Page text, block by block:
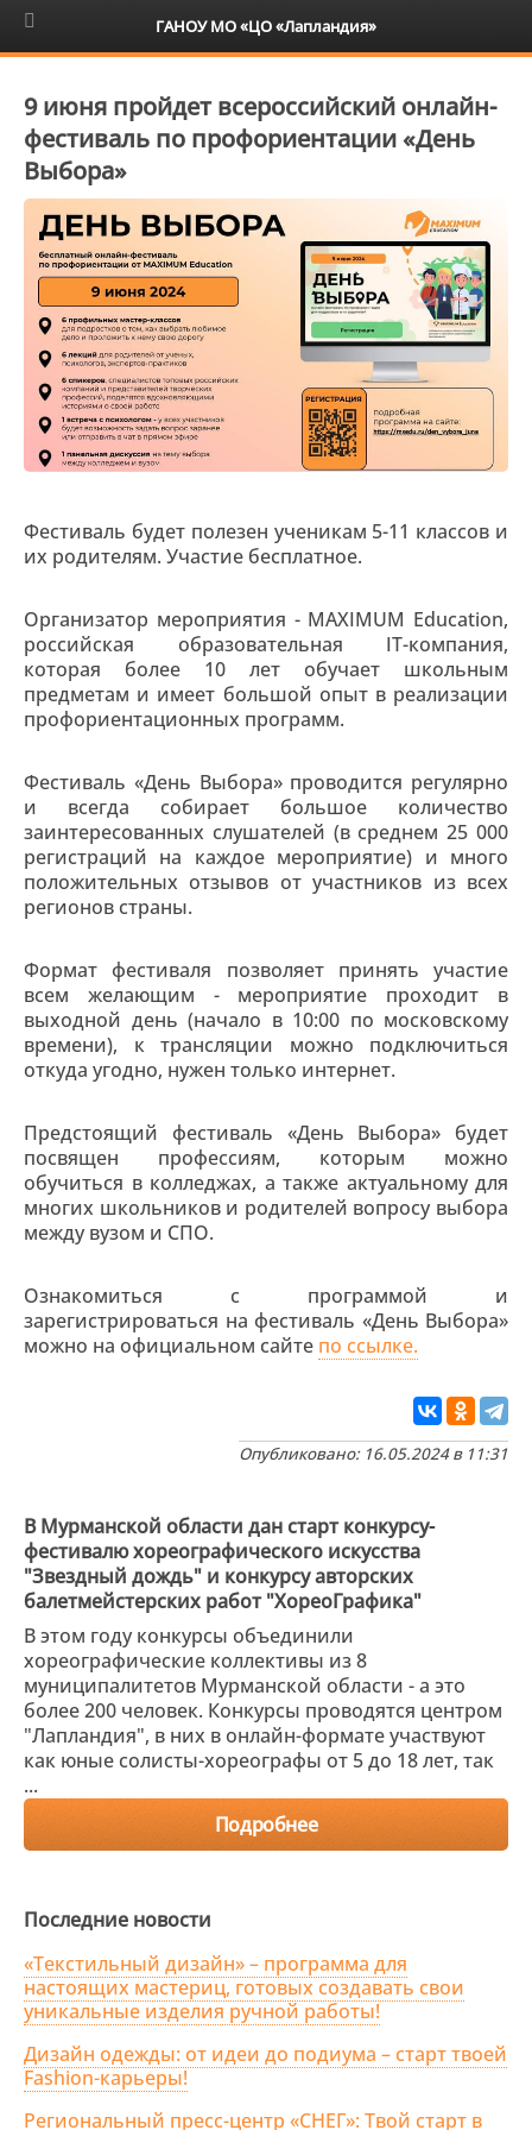
6+
9 июня пройдет всероссийский онлайн-
фестиваль по профориентации «День
Выбора»
Фестиваль будет полезен ученикам 5-11 классов и
их родителям. Участие бесплатное.
Организатор мероприятия - MAXIMUM Education,
российская образовательная IT-компания,
которая более 10 лет обучает школьным
предметам и имеет большой опыт в реализации
профориентационных программ.
Фестиваль «День Выбора» проводится регулярно
и всегда собирает большое количество
заинтересованных слушателей (в среднем 25 000
регистраций на каждое мероприятие) и много
положительных отзывов от участников из всех
регионов страны.
Формат фестиваля позволяет принять участие
всем желающим - мероприятие проходит в
выходной день (начало в 10:00 по московскому
времени), к трансляции можно подключиться
откуда угодно, нужен только интернет.
Предстоящий фестиваль «День Выбора» будет
посвящен профессиям, которым можно
обучиться в колледжах, а также актуальному для
многих школьников и родителей вопросу выбора
между вузом и СПО.
Ознакомиться с программой и
зарегистрироваться на фестиваль «День Выбора»
можно на официальном сайте по ссылке.
Опубликовано: 16.05.2024 в 11:31
В Мурманской области дан старт конкурсу-
фестивалю хореографического искусства
"Звездный дождь" и конкурсу авторских
балетмейстерских работ "ХореоГрафика"
В этом году конкурсы объединили
хореографические коллективы из 8
муниципалитетов Мурманской области - а это
более 200 человек. Конкурсы проводятся центром
"Лапландия", в них в онлайн-формате участвуют
как юные солисты-хореографы от 5 до 18 лет, так
...
Подробнее
Последние новости
«Текстильный дизайн» – программа для
настоящих мастериц, готовых создавать свои
уникальные изделия ручной работы!
Дизайн одежды: от идеи до подиума – старт твоей
Fashion-карьеры!
Региональный пресс-центр «СНЕГ»: Твой старт в
ГАНОУ МО «ЦО «Лапландия»